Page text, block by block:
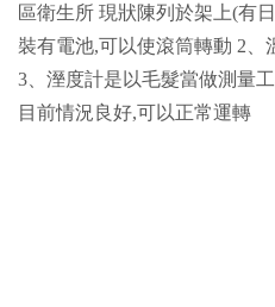
區衛生所 現狀陳列於架上(有
裝有電池,可以使滾筒轉動 2
3、溼度計是以毛髮當做測量
目前情況良好,可以正常運轉